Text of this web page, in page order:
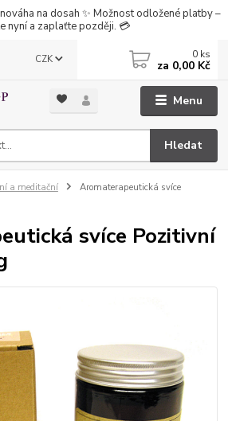
na dosah ✨ Možnost odložené platby –
nyní a zaplaťte později. 💳
Menu
CZK
Hledat
0 ks
za 0,00 Kč
a meditační
Aromaterapeutická svíce
svíce Pozitivní